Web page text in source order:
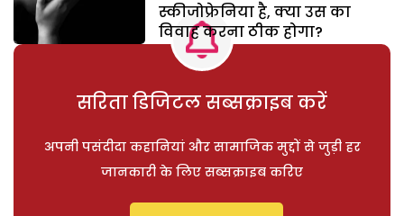
स्कीजोफ्रेनिया है, क्या उस का
विवाह करना ठीक होगा?
सरिता डिजिटल सब्सक्राइब करें
अपनी पसंदीदा कहानियां और सामाजिक मुद्दों से जुड़ी हर
जानकारी के लिए सब्सक्राइब करिए